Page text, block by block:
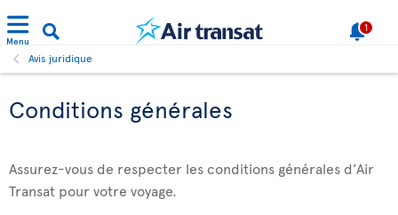
Menu
1
Avis juridique
Conditions générales
Assurez-vous de respecter les conditions générales d’Air
Transat pour votre voyage.